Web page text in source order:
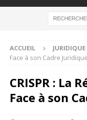
ACCUEIL JURIDIQUE
Face à son Cadre Juridique
CRISPR : La
Face à son